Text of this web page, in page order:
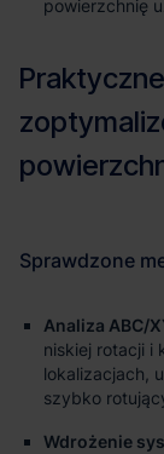
powierzchnię
Analiza ABC/
niskiej rotacji i
lokalizacjach,
szybko
Wdrożenie